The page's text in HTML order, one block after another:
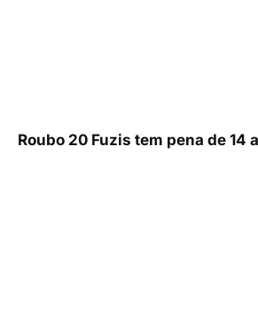
Roubo 20 Fuzis tem pena de 14